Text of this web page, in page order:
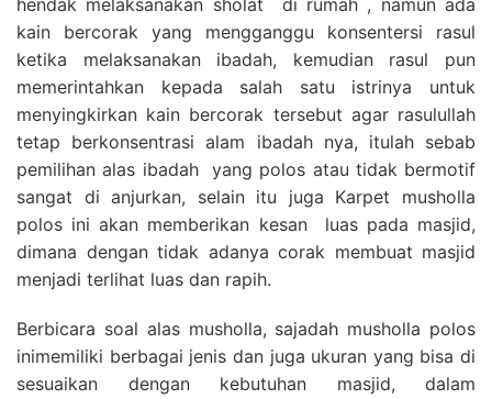
kain bercorak yang mengganggu konsentersi rasul
ketika melaksanakan ibadah, kemudian rasul pun
memerintahkan kepada salah satu istrinya untuk
menyingkirkan kain bercorak tersebut agar rasulullah
tetap berkonsentrasi alam ibadah nya, itulah sebab
pemilihan alas ibadah yang polos atau tidak bermotif
sangat di anjurkan, selain itu juga Karpet musholla
polos ini akan memberikan kesan luas pada masjid,
dimana dengan tidak adanya corak membuat masjid
menjadi terlihat luas dan rapih.
Berbicara soal alas musholla, sajadah musholla polos
inimemiliki berbagai jenis dan juga ukuran yang bisa di
sesuaikan dengan kebutuhan masjid, dalam